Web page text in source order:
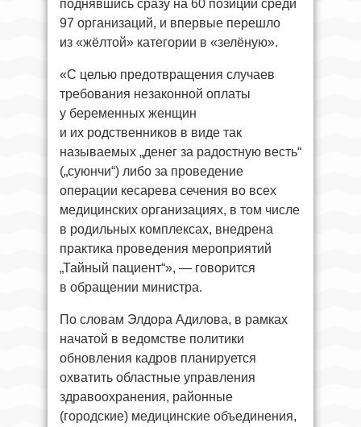
поднявшись сразу на 60 позиций среди
97 организаций, и впервые перешло
из «жёлтой» категории в «зелёную».
«С целью предотвращения случаев
требования незаконной оплаты
у беременных женщин
и их родственников в виде так
называемых „денег за радостную весть“
(„суюнчи“) либо за проведение
операции кесарева сечения во всех
медицинских организациях, в том числе
в родильных комплексах, внедрена
практика проведения мероприятий
„Тайный пациент“», — говорится
в обращении министра.
По словам Элдора Адилова, в рамках
начатой в ведомстве политики
обновления кадров планируется
охватить областные управления
здравоохранения, районные
(городские) медицинские объединения,